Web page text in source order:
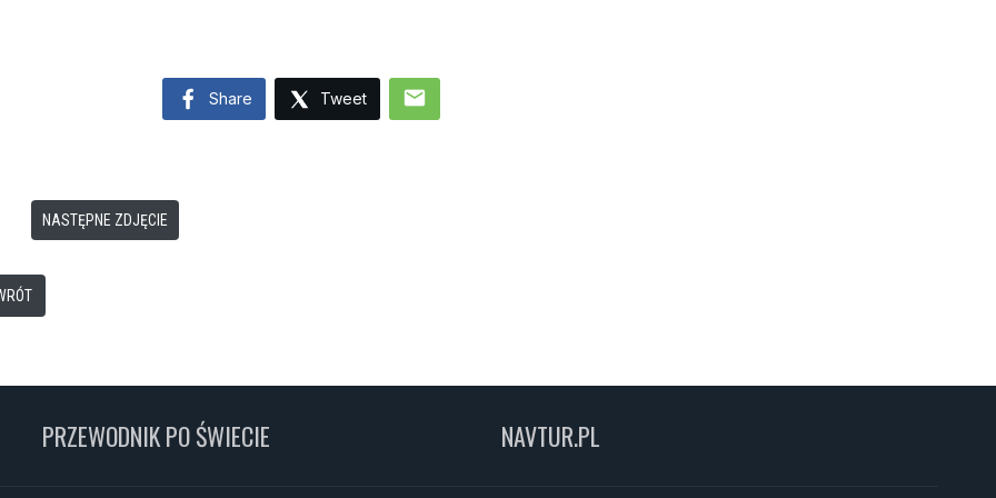
Share Tweet mail
NASTĘPNE ZDJĘCIE
PRZEWODNIK PO ŚWIECIE NAVTUR.PL